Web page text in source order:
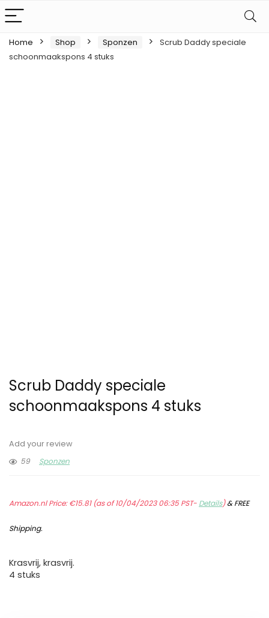
Home Shop Sponzen
Scrub Daddy speciale
schoonmaakspons 4 stuks
Scrub Daddy speciale
schoonmaakspons 4 stuks
Add your review
59
Sponzen
Amazon.nl Price:€15.81(as of 10/04/2023 06:35 PST- Details)&FREE
Shipping.
Krasvrij, krasvrij.
4 stuks